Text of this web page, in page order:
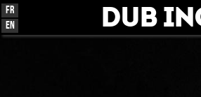
Dub
Fr
En